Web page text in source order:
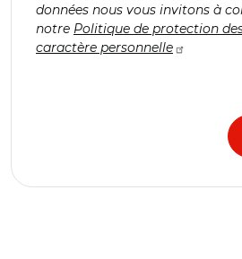
données nous vous invitons à
notre Politique de protection
caractère personnelle